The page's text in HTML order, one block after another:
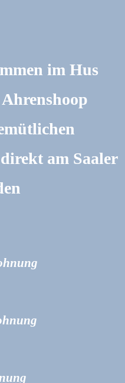
im Hus
am Saaler